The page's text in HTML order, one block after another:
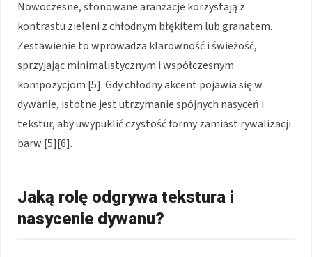
Nowoczesne, stonowane aranżacje korzystają z
kontrastu zieleni z chłodnym błękitem lub granatem.
Zestawienie to wprowadza klarowność i świeżość,
sprzyjając minimalistycznym i współczesnym
kompozycjom [5]. Gdy chłodny akcent pojawia się w
dywanie, istotne jest utrzymanie spójnych nasyceń i
tekstur, aby uwypuklić czystość formy zamiast rywalizacji
barw [5][6].
Jaką rolę odgrywa tekstura i
nasycenie dywanu?